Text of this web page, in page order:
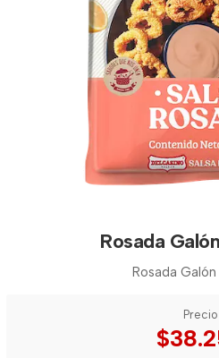
Rosada
Rosada
Precio